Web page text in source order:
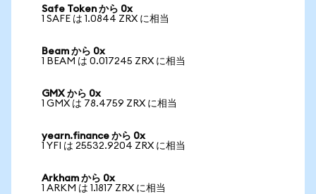
Safe Token から 0x
1 SAFE は 1.0844 ZRX に相当
Beam から 0x
1 BEAM は 0.017245 ZRX に相当
GMX から 0x
1 GMX は 78.4759 ZRX に相当
yearn.finance から 0x
1 YFI は 25532.9204 ZRX に相当
Arkham から 0x
1 ARKM は 1.1817 ZRX に相当